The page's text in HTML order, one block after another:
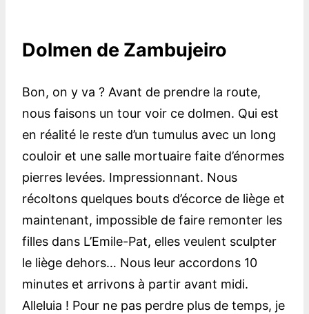
Dolmen de Zambujeiro
Bon, on y va ? Avant de prendre la route,
nous faisons un tour voir ce dolmen. Qui est
en réalité le reste d’un tumulus avec un long
couloir et une salle mortuaire faite d’énormes
pierres levées. Impressionnant. Nous
récoltons quelques bouts d’écorce de liège et
maintenant, impossible de faire remonter les
filles dans L’Emile-Pat, elles veulent sculpter
le liège dehors… Nous leur accordons 10
minutes et arrivons à partir avant midi.
Alleluia ! Pour ne pas perdre plus de temps, je